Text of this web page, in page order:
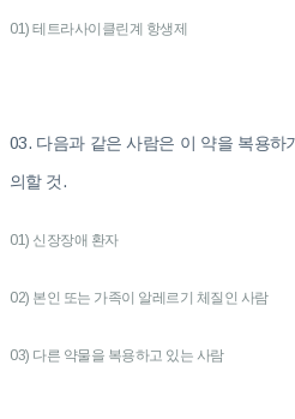
01) 테트라사이클린계 항생제
03. 다음과 같은 사람은 이 약을 복용하
의할 것.
01) 신장장애 환자
02) 본인 또는 가족이 알레르기 체질인 사람
03) 다른 약물을 복용하고 있는 사람